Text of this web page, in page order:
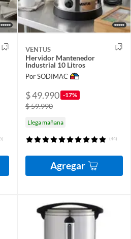
VENTUS
Hervidor Mantenedor
Industrial 10 Litros
Por SODIMAC
$ 49.990 -17%
$ 59.990
Llega mañana
(44)
Agregar